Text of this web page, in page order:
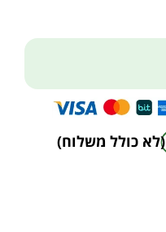
(לא כולל משלוח)